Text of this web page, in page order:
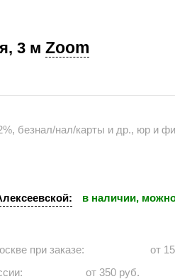
3 м Zoom
безнал/нал/карты и др., юр и
в наличии,
при заказе: ⠀⠀⠀⠀
от
от 350 руб.